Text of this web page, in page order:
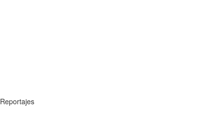
Reportajes